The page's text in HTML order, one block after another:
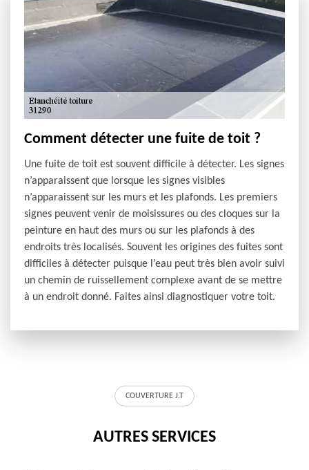
Comment détecter une fuite de toit ?
Une fuite de toit est souvent difficile à détecter. Les signes
n’apparaissent que lorsque les signes visibles
n’apparaissent sur les murs et les plafonds. Les premiers
signes peuvent venir de moisissures ou des cloques sur la
peinture en haut des murs ou sur les plafonds à des
endroits très localisés. Souvent les origines des fuites sont
difficiles à détecter puisque l’eau peut très bien avoir suivi
un chemin de ruissellement complexe avant de se mettre
à un endroit donné. Faites ainsi diagnostiquer votre toit.
COUVERTURE J.T
AUTRES SERVICES